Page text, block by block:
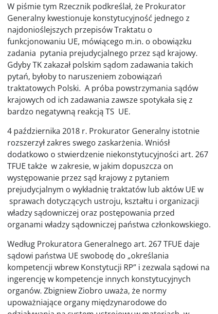
W piśmie tym Rzecznik podkreślał, że Prokurator
Generalny kwestionuje konstytucyjność jednego z
najdonioślejszych przepisów Traktatu o
funkcjonowaniu UE, mówiącego m.in. o obowiązku
zadania pytania prejudycjalnego przez sąd krajowy.
Gdyby TK zakazał polskim sądom zadawania takich
pytań, byłoby to naruszeniem zobowiązań
traktatowych Polski. A próba powstrzymania sądów
krajowych od ich zadawania zawsze spotykała się z
bardzo negatywną reakcją TS UE.
4 października 2018 r. Prokurator Generalny istotnie
rozszerzył zakres swego zaskarżenia. Wniósł
dodatkowo o stwierdzenie niekonstytucyjności art. 267
TFUE także w zakresie, w jakim dopuszcza on
występowanie przez sąd krajowy z pytaniem
prejudycjalnym o wykładnię traktatów lub aktów UE w
sprawach dotyczących ustroju, kształtu i organizacji
władzy sądowniczej oraz postępowania przed
organami władzy sądowniczej państwa członkowskiego.
Według Prokuratora Generalnego art. 267 TFUE daje
sądowi państwa UE swobodę do „określania
kompetencji wbrew Konstytucji RP” i zezwala sądowi na
ingerencję w kompetencje innych konstytucyjnych
organów. Zbigniew Ziobro uważa, że normy
upoważniające organy międzynarodowe do